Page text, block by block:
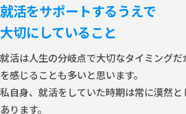
就活をサポートするうえで
大切にしていること
就活は人生の分岐点で大切なタイミング
を感じることも多いと思います。
私自身、就活をしていた時期は常に漠然
あります。